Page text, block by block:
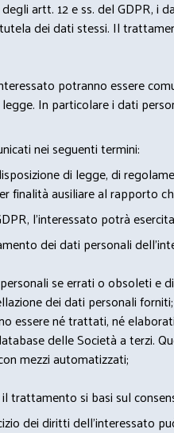
artt. 12 e ss. del GDPR,
dei dati stessi. Il
potranno essere
In particolare i dati
nei seguenti termini:
di legge, di
finalità ausiliare al rapporto
l’interessato potrà
dei dati personali
se errati o obsoleti e
dei dati personali
essere né trattati, né
delle Società a terzi.
mezzi automatizzati;
trattamento si basi sul
dei diritti